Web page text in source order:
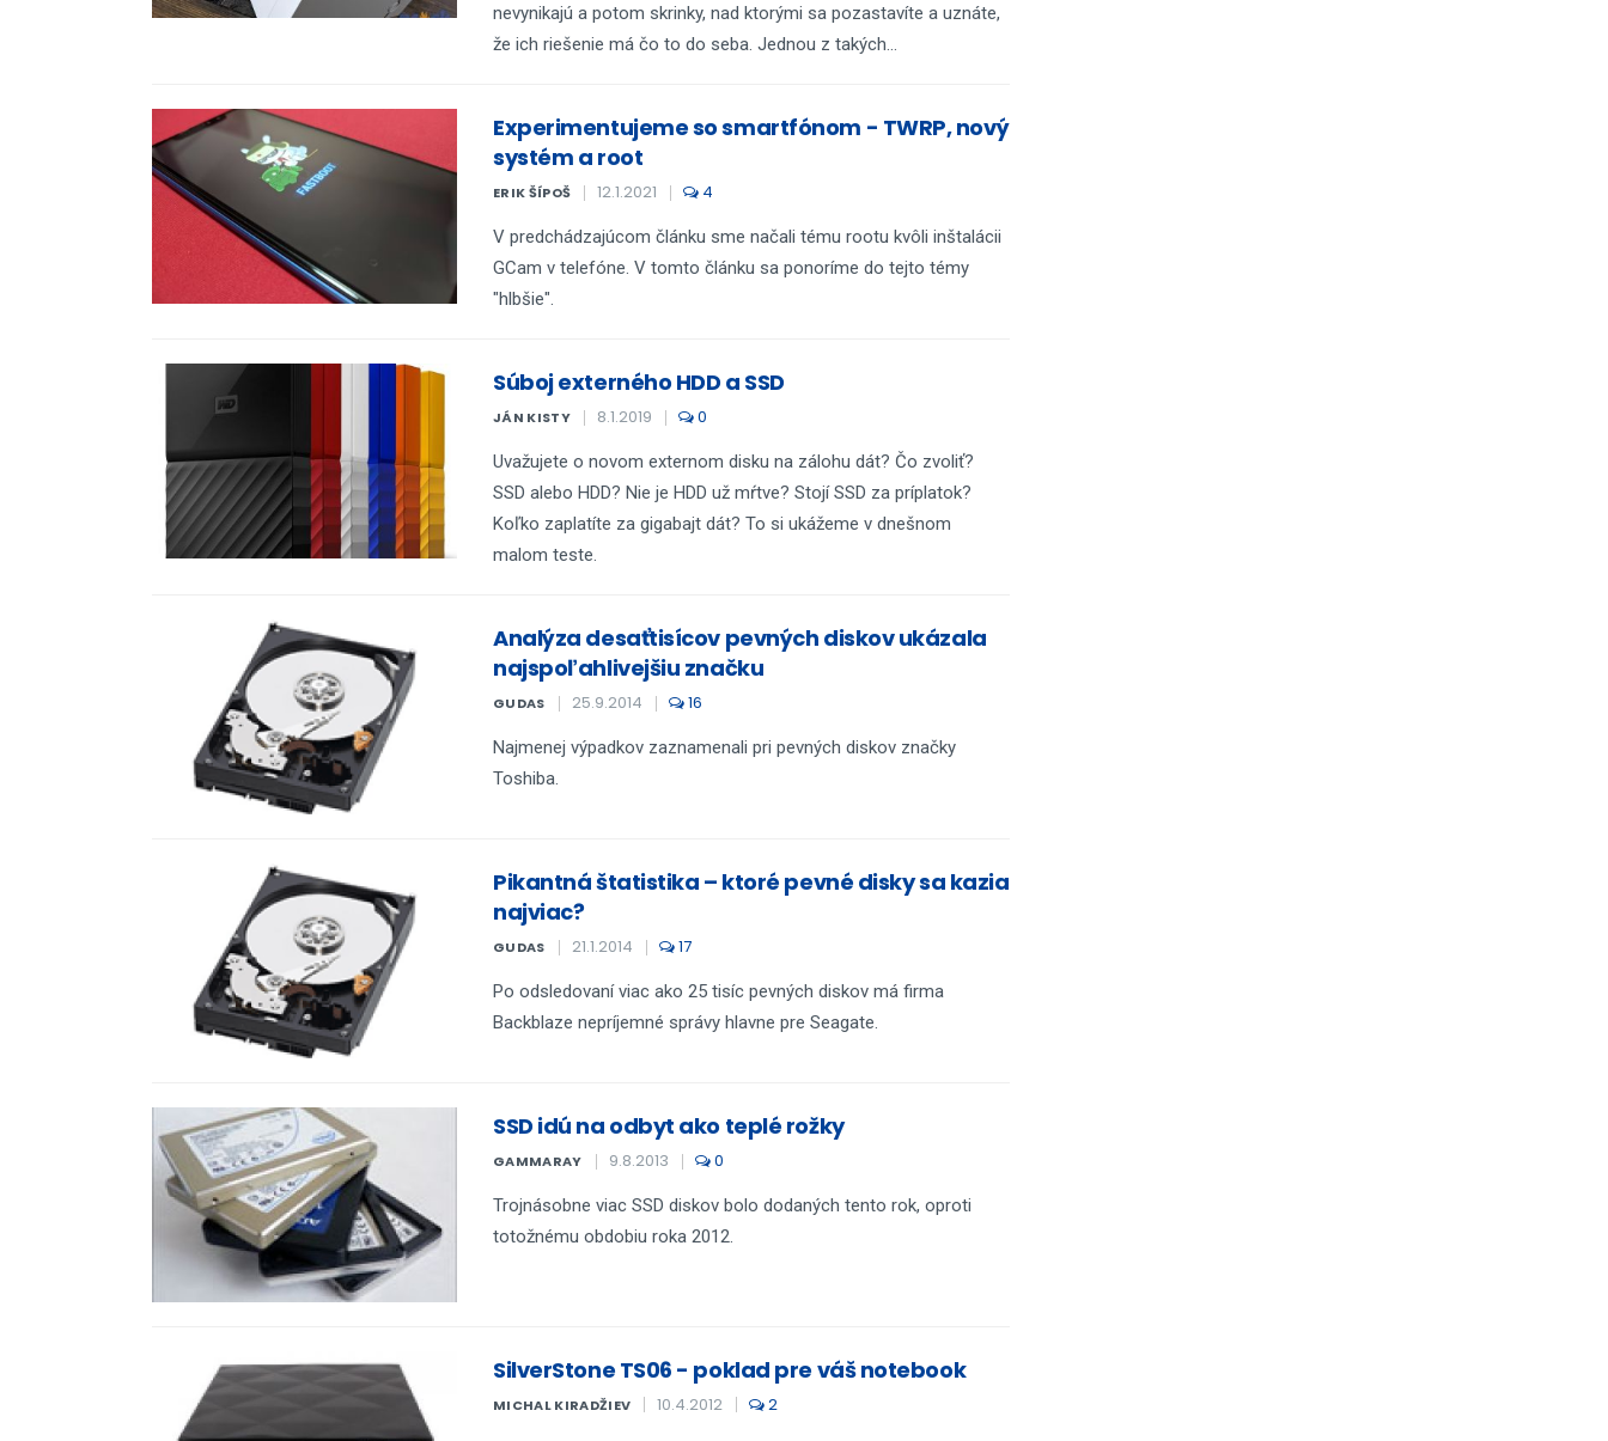
nevynikajú a potom skrinky, nad ktorými sa pozastavíte a uznáte,
že ich riešenie má čo to do seba. Jednou z takých...
Experimentujeme so smartfónom - TWRP, nový
systém a root
ERIK ŠÍPOŠ 12.1.2021 4
V predchádzajúcom článku sme načali tému rootu kvôli inštalácii
GCam v telefóne. V tomto článku sa ponoríme do tejto témy
"hlbšie".
Súboj externého HDD a SSD
JÁN KISTY 8.1.2019 0
Uvažujete o novom externom disku na zálohu dát? Čo zvoliť?
SSD alebo HDD? Nie je HDD už mŕtve? Stojí SSD za príplatok?
Koľko zaplatíte za gigabajt dát? To si ukážeme v dnešnom
malom teste.
Analýza desaťtisícov pevných diskov ukázala
najspoľahlivejšiu značku
GUDAS 25.9.2014 16
Najmenej výpadkov zaznamenali pri pevných diskov značky
Toshiba.
Pikantná štatistika – ktoré pevné disky sa kazia
najviac?
GUDAS 21.1.2014 17
Po odsledovaní viac ako 25 tisíc pevných diskov má firma
Backblaze nepríjemné správy hlavne pre Seagate.
SSD idú na odbyt ako teplé rožky
GAMMARAY 9.8.2013 0
Trojnásobne viac SSD diskov bolo dodaných tento rok, oproti
totožnému obdobiu roka 2012.
SilverStone TS06 - poklad pre váš notebook
MICHAL KIRADŽIEV 10.4.2012 2